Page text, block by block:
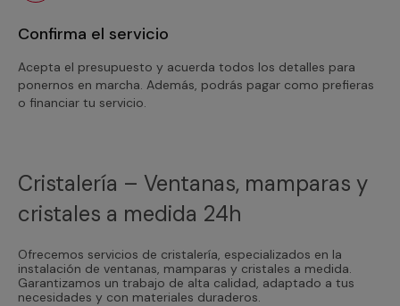
Confirma el servicio
Acepta el presupuesto y acuerda todos los detalles para
ponernos en marcha. Además, podrás pagar como prefieras
o financiar tu servicio.
Cristalería – Ventanas, mamparas y
cristales a medida 24h
Ofrecemos servicios de cristalería, especializados en la
instalación de ventanas, mamparas y cristales a medida.
Garantizamos un trabajo de alta calidad, adaptado a tus
necesidades y con materiales duraderos.